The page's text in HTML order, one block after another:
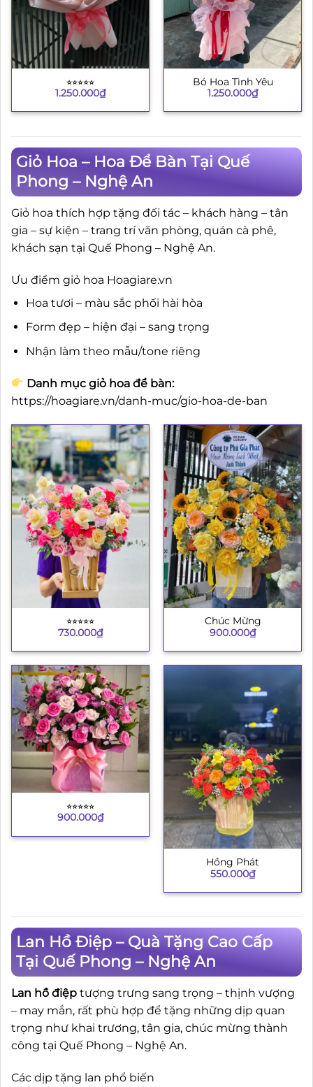
⭐︎⭐︎⭐︎⭐︎⭐︎
1.250.000₫
Bó Hoa Tình Yêu
1.250.000₫
Giỏ Hoa – Hoa Để Bàn Tại Quế
Phong – Nghệ An
Giỏ hoa thích hợp tặng đối tác – khách hàng – tân
gia – sự kiện – trang trí văn phòng, quán cà phê,
khách sạn tại Quế Phong – Nghệ An.
Ưu điểm giỏ hoa Hoagiare.vn
Hoa tươi – màu sắc phối hài hòa
Form đẹp – hiện đại – sang trọng
Nhận làm theo mẫu/tone riêng
Danh mục giỏ hoa để bàn:
https://hoagiare.vn/danh-muc/gio-hoa-de-ban
⭐︎⭐︎⭐︎⭐︎⭐︎
730.000₫
Chúc Mừng
900.000₫
⭐︎⭐︎⭐︎⭐︎⭐︎
900.000₫
Hồng Phát
550.000₫
Lan Hồ Điệp – Quà Tặng Cao Cấp
Tại Quế Phong – Nghệ An
Lan hồ điệp tượng trưng sang trọng – thịnh vượng
– may mắn, rất phù hợp để tặng những dịp quan
trọng như khai trương, tân gia, chúc mừng thành
công tại Quế Phong – Nghệ An.
Các dịp tặng lan phổ biến